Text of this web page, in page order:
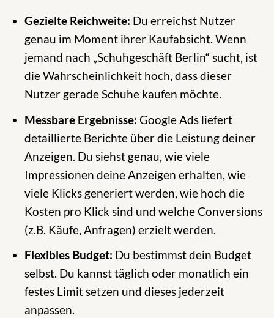
Gezielte Reichweite: Du erreichst Nutzer
genau im Moment ihrer Kaufabsicht. Wenn
jemand nach „Schuhgeschäft Berlin“ sucht, ist
die Wahrscheinlichkeit hoch, dass dieser
Nutzer gerade Schuhe kaufen möchte.
Messbare Ergebnisse: Google Ads liefert
detaillierte Berichte über die Leistung deiner
Anzeigen. Du siehst genau, wie viele
Impressionen deine Anzeigen erhalten, wie
viele Klicks generiert werden, wie hoch die
Kosten pro Klick sind und welche Conversions
(z.B. Käufe, Anfragen) erzielt werden.
Flexibles Budget: Du bestimmst dein Budget
selbst. Du kannst täglich oder monatlich ein
festes Limit setzen und dieses jederzeit
anpassen.